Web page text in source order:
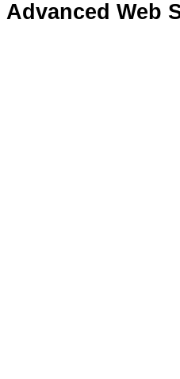
Advanced Web